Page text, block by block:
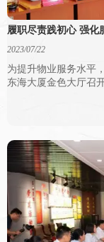
履职尽责践初心 强化
2023/07/22
为提升物业服务水平
东海大厦金色大厅召
江物业第17期企业文
负其责”专题讨论会